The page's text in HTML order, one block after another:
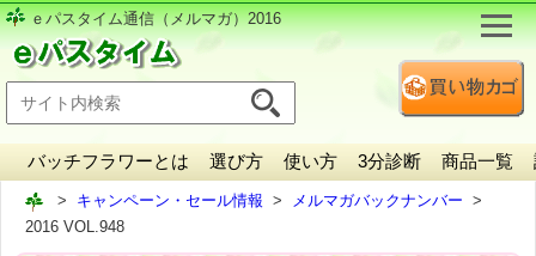
ｅパスタイム通信（メルマガ）2016
バッチフラワーとは 選び方 使い方 3分診断 商品一覧
キャンペーン・セール情報
メルマガバックナンバー
2016 VOL.948